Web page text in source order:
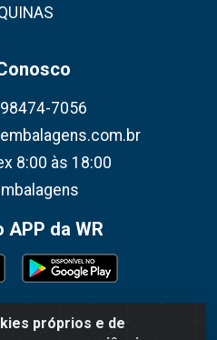
próprios e de
7056
8:00 às 18:00
APP da WR
Teodoro Gomes de Araújo,